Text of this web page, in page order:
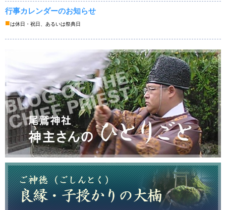
行事カレンダーのお知らせ
■は休日・祝日、あるいは祭典日